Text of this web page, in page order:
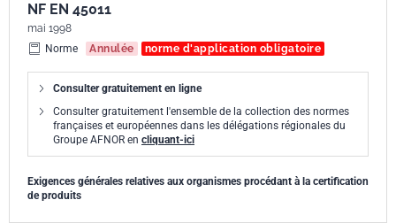
NF EN 45011
mai 1998
Norme
Annulée norme d'application obligatoire
Consulter gratuitement en ligne
Consulter gratuitement l'ensemble de la collection des normes
françaises et européennes dans les délégations régionales du
Groupe AFNOR en cliquant-ici
Exigences générales relatives aux organismes procédant à la certification
de produits